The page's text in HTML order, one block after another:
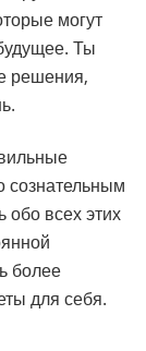
могут
Ты
решения,
сознательным
обо всех этих
более
для себя.